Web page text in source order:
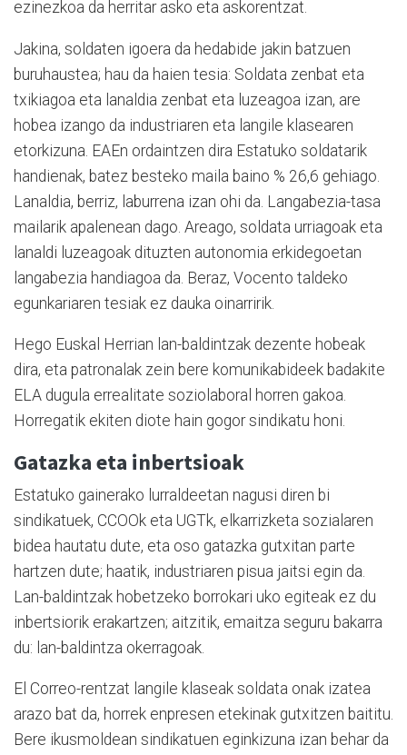
ezinezkoa da herritar asko eta askorentzat.
Jakina, soldaten igoera da hedabide jakin batzuen
buruhaustea; hau da haien tesia: Soldata zenbat eta
txikiagoa eta lanaldia zenbat eta luzeagoa izan, are
hobea izango da industriaren eta langile klasearen
etorkizuna. EAEn ordaintzen dira Estatuko soldatarik
handienak, batez besteko maila baino % 26,6 gehiago.
Lanaldia, berriz, laburrena izan ohi da. Langabezia-tasa
mailarik apalenean dago. Areago, soldata urriagoak eta
lanaldi luzeagoak dituzten autonomia erkidegoetan
langabezia handiagoa da. Beraz, Vocento taldeko
egunkariaren tesiak ez dauka oinarririk.
Hego Euskal Herrian lan-baldintzak dezente hobeak
dira, eta patronalak zein bere komunikabideek badakite
ELA dugula errealitate soziolaboral horren gakoa.
Horregatik ekiten diote hain gogor sindikatu honi.
Gatazka eta inbertsioak
Estatuko gainerako lurraldeetan nagusi diren bi
sindikatuek, CCOOk eta UGTk, elkarrizketa sozialaren
bidea hautatu dute, eta oso gatazka gutxitan parte
hartzen dute; haatik, industriaren pisua jaitsi egin da.
Lan-baldintzak hobetzeko borrokari uko egiteak ez du
inbertsiorik erakartzen; aitzitik, emaitza seguru bakarra
du: lan-baldintza okerragoak.
El Correo-rentzat langile klaseak soldata onak izatea
arazo bat da, horrek enpresen etekinak gutxitzen baititu.
Bere ikusmoldean sindikatuen eginkizuna izan behar da